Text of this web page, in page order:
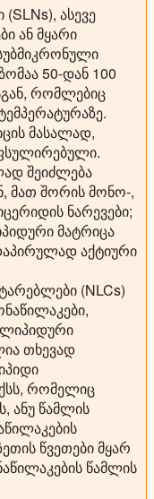
(SLNs), ასევე
ან მყარი
50-დან 100
რომლებიც
მასალად,
შეიძლება
მათ შორის მონო-,
ნარევები;
მატრიცა
აქტიური
(NLCs)
თხევად
რომელიც
ანუ წამლის
წვეთები მყარ
წამლის